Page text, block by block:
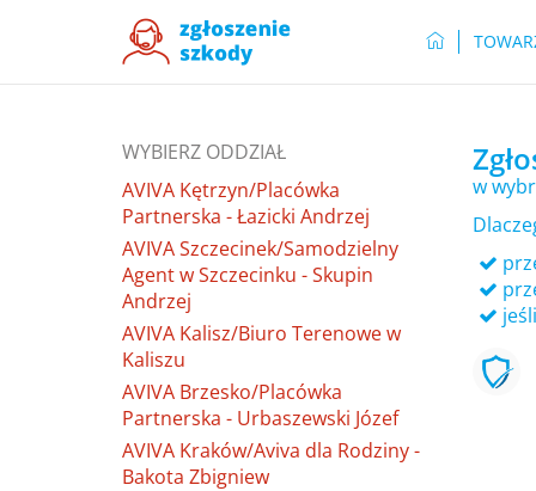
WYBIERZ ODDZIAŁ
AVIVA Kętrzyn/Placówka
Partnerska - Łazicki Andrzej
AVIVA Szczecinek/Samodzielny
Agent w Szczecinku - Skupin
Andrzej
AVIVA Kalisz/Biuro Terenowe w
Kaliszu
AVIVA Brzesko/Placówka
Partnerska - Urbaszewski Józef
AVIVA Kraków/Aviva dla Rodziny -
Bakota Zbigniew
w